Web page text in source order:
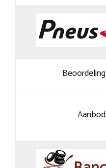
Beoordeling
Aanbod